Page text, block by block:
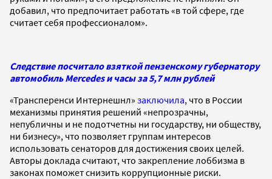
добавил, что предпочитает работать «в той сфере, где
считает себя профессионалом».
Следствие посчитало взяткой пензенскому губернатору
автомобиль Mercedes и часы за 5,7 млн рублей
«Трансперенси Интернешнл» заключила, что в России
механизмы принятия решений «непрозрачны,
непубличны и не подотчетны ни государству, ни обществу,
ни бизнесу», что позволяет группам интересов
использовать сенаторов для достижения своих целей.
Авторы доклада считают, что закрепление лоббизма в
законах поможет снизить коррупционные риски.